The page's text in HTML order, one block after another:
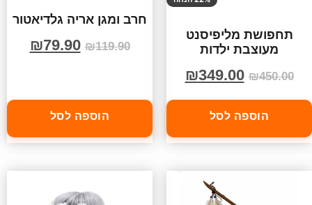
תחפושת מליפיסנט
מעוצבת ילדות
₪450.00
₪349.00
הוספה לסל
חרב ומגן אריה גלדיאטור
₪119.90
₪79.90
הוספה לסל